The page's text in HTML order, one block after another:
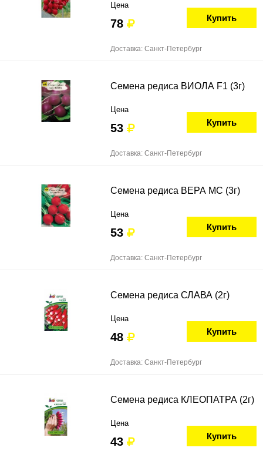
Цена
78 Купить
Доставка: Санкт-Петербург
Семена редиса ВИОЛА F1 (3г)
Цена
53 Купить
Доставка: Санкт-Петербург
Семена редиса ВЕРА МС (3г)
Цена
53 Купить
Доставка: Санкт-Петербург
Семена редиса СЛАВА (2г)
Цена
48 Купить
Доставка: Санкт-Петербург
Семена редиса КЛЕОПАТРА (2г)
Цена
43 Купить